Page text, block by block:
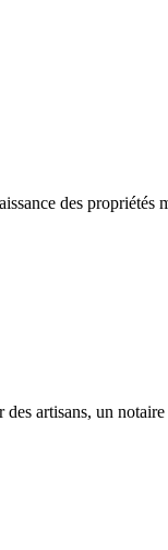
des
artisans, un